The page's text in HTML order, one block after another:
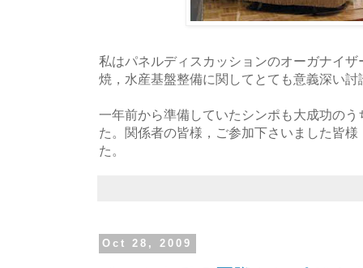
私はパネルディスカッションのオーガナイ
焼，水産基盤整備に関してとても意義深い
一年前から準備していたシンポも大成功の
た。関係者の皆様，ご参加下さいました皆
た。
Oct 28, 2009